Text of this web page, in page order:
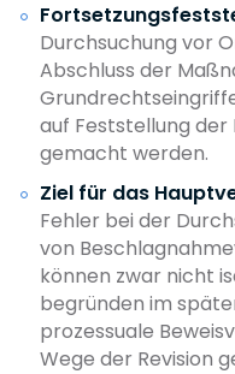
Durchsuchung vor
Abschluss der
auf Feststellung
gemacht werden.
Ziel für das
Fehler bei der
von
können zwar nicht
begründen im
prozessuale
Wege der Revision